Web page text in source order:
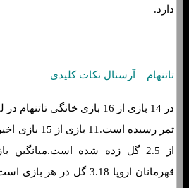
دارد.
تاتنهام – آرسنال نکات کلیدی
ثمر رسیده
از 2.5 گل زده شده
قهرمانان اروپا 3.18 گل در